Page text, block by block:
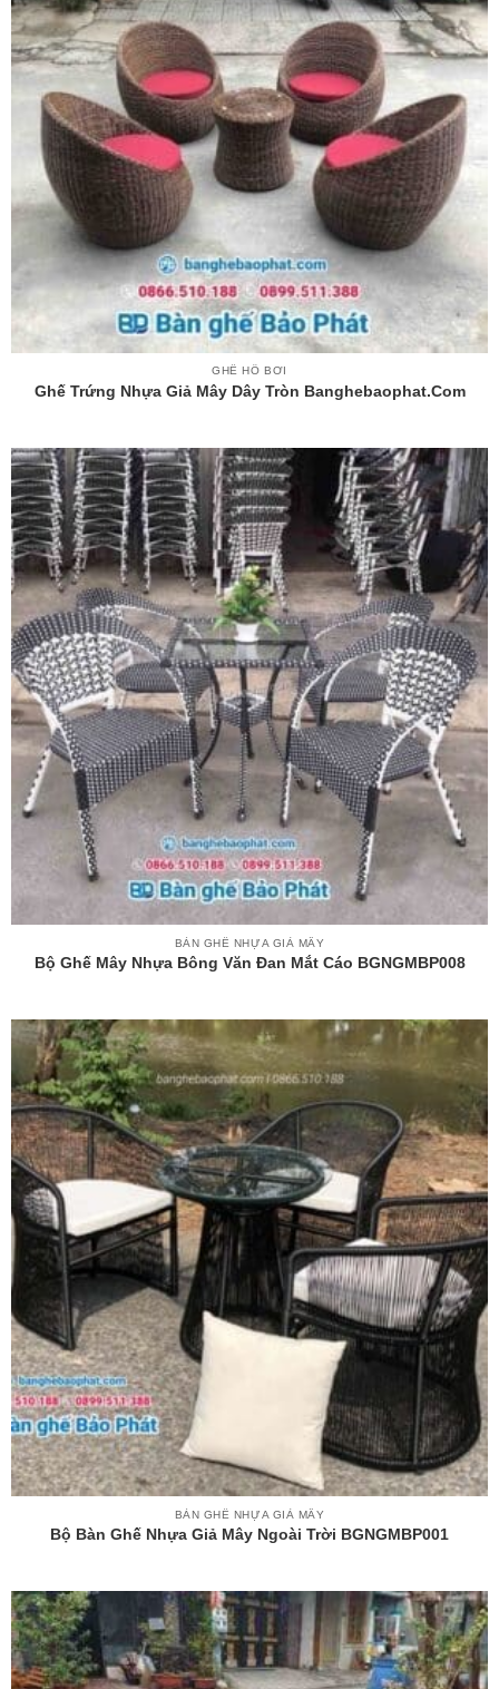
GHẾ HỒ BƠI
Ghế Trứng Nhựa Giả Mây Dây Tròn Banghebaophat.com
BÀN GHẾ NHỰA GIẢ MÂY
Bộ Ghế Mây Nhựa Bông Văn Đan Mắt Cáo BGNGMBP008
BÀN GHẾ NHỰA GIẢ MÂY
Bộ Bàn Ghế Nhựa Giả Mây Ngoài Trời BGNGMBP001